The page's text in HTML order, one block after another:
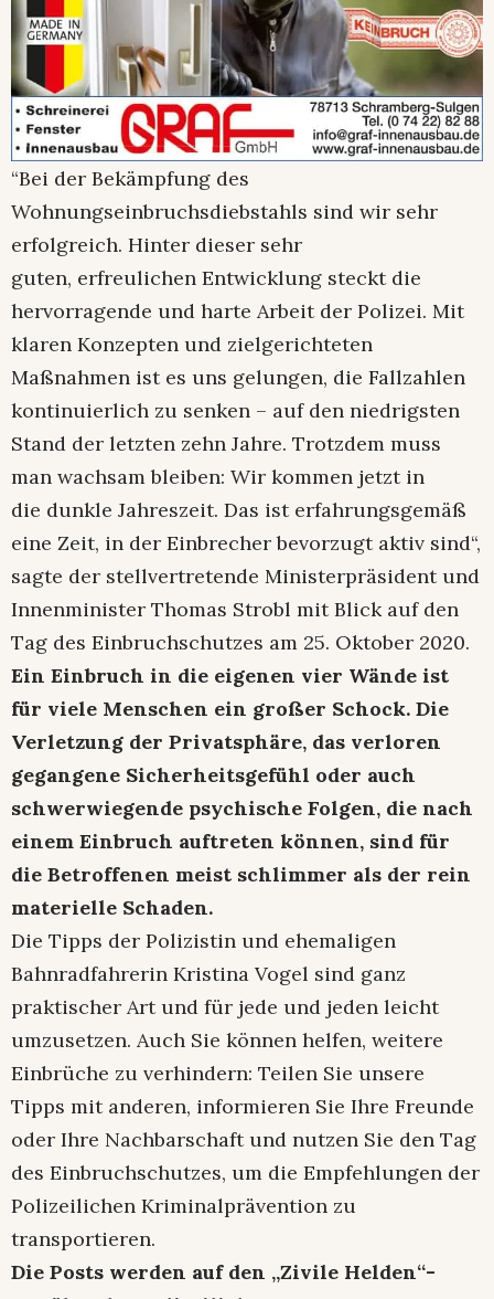
“Bei der Bekämpfung des
Wohnungseinbruchsdiebstahls sind wir sehr
erfolgreich. Hinter dieser sehr
guten, erfreulichen Entwicklung steckt die
hervorragende und harte Arbeit der Polizei. Mit
klaren Konzepten und zielgerichteten
Maßnahmen ist es uns gelungen, die Fallzahlen
kontinuierlich zu senken – auf den niedrigsten
Stand der letzten zehn Jahre. Trotzdem muss
man wachsam bleiben: Wir kommen jetzt in
die dunkle Jahreszeit. Das ist erfahrungsgemäß
eine Zeit, in der Einbrecher bevorzugt aktiv sind“,
sagte der stellvertretende Ministerpräsident und
Innenminister Thomas Strobl mit Blick auf den
Tag des Einbruchschutzes am 25. Oktober 2020.
Ein Einbruch in die eigenen vier Wände ist
für viele Menschen ein großer Schock. Die
Verletzung der Privatsphäre, das verloren
gegangene Sicherheitsgefühl oder auch
schwerwiegende psychische Folgen, die nach
einem Einbruch auftreten können, sind für
die Betroffenen meist schlimmer als der rein
materielle Schaden.
Die Tipps der Polizistin und ehemaligen
Bahnradfahrerin Kristina Vogel sind ganz
praktischer Art und für jede und jeden leicht
umzusetzen. Auch Sie können helfen, weitere
Einbrüche zu verhindern: Teilen Sie unsere
Tipps mit anderen, informieren Sie Ihre Freunde
oder Ihre Nachbarschaft und nutzen Sie den Tag
des Einbruchschutzes, um die Empfehlungen der
Polizeilichen Kriminalprävention zu
transportieren.
Die Posts werden auf den „Zivile Helden“-